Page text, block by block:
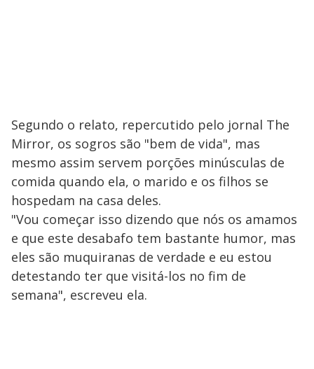
Segundo o relato, repercutido pelo jornal The
Mirror, os sogros são "bem de vida", mas
mesmo assim servem porções minúsculas de
comida quando ela, o marido e os filhos se
hospedam na casa deles.
"Vou começar isso dizendo que nós os amamos
e que este desabafo tem bastante humor, mas
eles são muquiranas de verdade e eu estou
detestando ter que visitá-los no fim de
semana", escreveu ela.